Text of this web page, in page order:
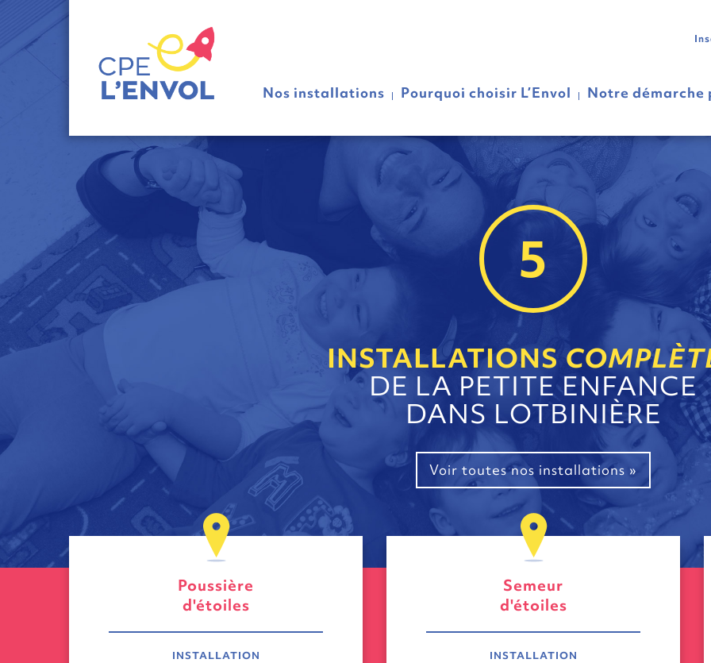
Nos installations Pourquoi choisir L’Envol Notre démarche
5
INSTALLATIONS
DE LA PETITE ENFANCE
DANS LOTBINIÈRE
Voir toutes nos installations »
Poussière
d'étoiles
INSTALLATION
Semeur
d'étoiles
INSTALLATION